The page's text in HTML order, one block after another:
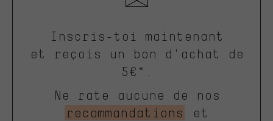
Inscris-toi maintenant
et reçois un bon d'achat de
5€*.
Ne rate aucune de nos
recommandations
et